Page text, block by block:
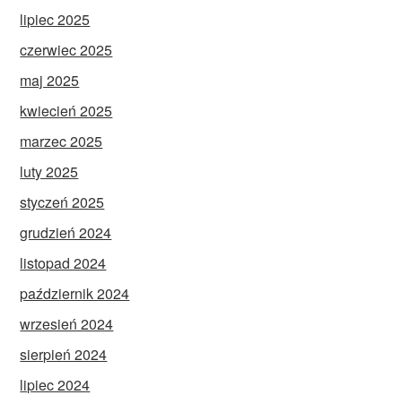
lipiec 2025
czerwiec 2025
maj 2025
kwiecień 2025
marzec 2025
luty 2025
styczeń 2025
grudzień 2024
listopad 2024
październik 2024
wrzesień 2024
sierpień 2024
lipiec 2024